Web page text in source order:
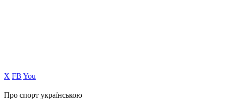
Х FB You
Про спорт українською